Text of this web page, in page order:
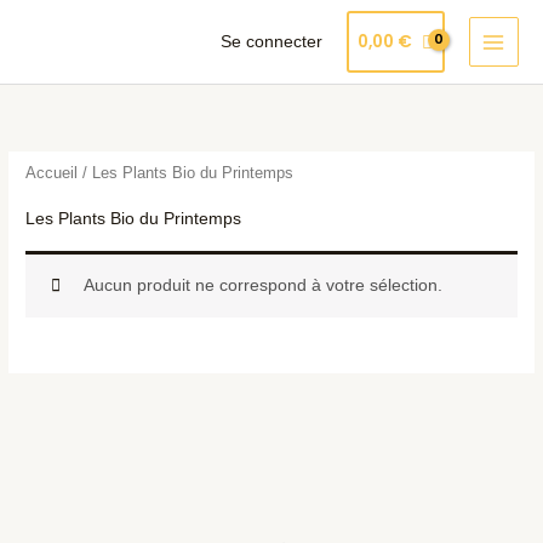
Se connecter 0,00 €
Accueil / Les Plants Bio du Printemps
Les Plants Bio du Printemps
Aucun produit ne correspond à votre sélection.
panier